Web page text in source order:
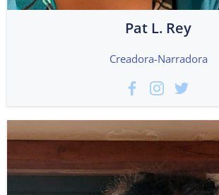
Pat L. Rey
Creadora-Narradora